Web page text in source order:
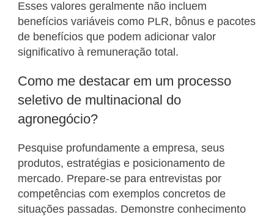
Esses valores geralmente não incluem
benefícios variáveis como PLR, bônus e pacotes
de benefícios que podem adicionar valor
significativo à remuneração total.
Como me destacar em um processo
seletivo de multinacional do
agronegócio?
Pesquise profundamente a empresa, seus
produtos, estratégias e posicionamento de
mercado. Prepare-se para entrevistas por
competências com exemplos concretos de
situações passadas. Demonstre conhecimento